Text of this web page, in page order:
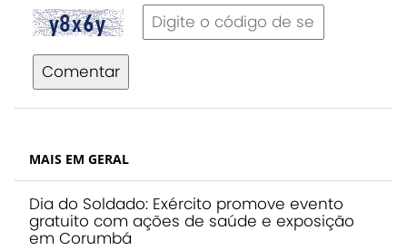
Comentar
MAIS EM GERAL
Dia do Soldado: Exército promove evento
gratuito com ações de saúde e exposição
em Corumbá